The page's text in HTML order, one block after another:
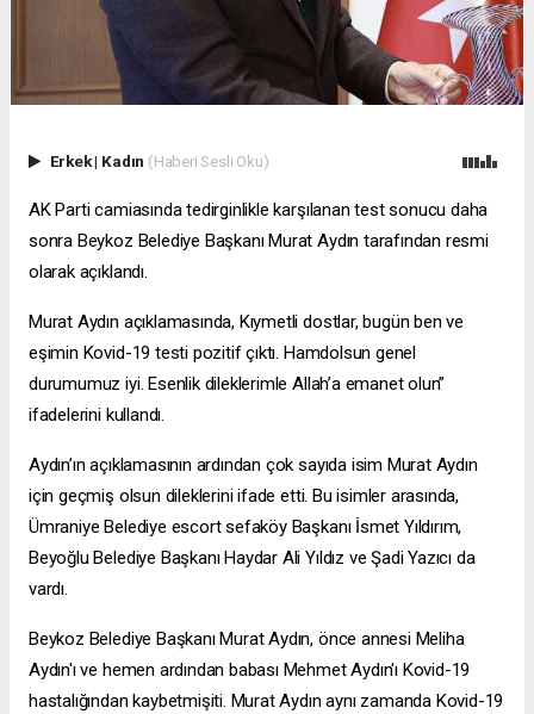
Erkek| Kadın (Haberi Sesli Oku)
AK Parti camiasında tedirginlikle karşılanan test sonucu daha
sonra Beykoz Belediye Başkanı Murat Aydın tarafından resmi
olarak açıklandı.
Murat Aydın açıklamasında, Kıymetli dostlar, bugün ben ve
eşimin Kovid-19 testi pozitif çıktı. Hamdolsun genel
durumumuz iyi. Esenlik dileklerimle Allah’a emanet olun”
ifadelerini kullandı.
Aydın’ın açıklamasının ardından çok sayıda isim Murat Aydın
için geçmiş olsun dileklerini ifade etti. Bu isimler arasında,
Ümraniye Belediye escort sefaköyBaşkanı İsmet Yıldırım,
Beyoğlu Belediye Başkanı Haydar Ali Yıldız ve Şadi Yazıcı da
vardı.
Beykoz Belediye Başkanı Murat Aydın, önce annesi Meliha
Aydın'ı ve hemen ardından babası Mehmet Aydın'ı Kovid-19
hastalığından kaybetmişiti. Murat Aydın aynı zamanda Kovid-19